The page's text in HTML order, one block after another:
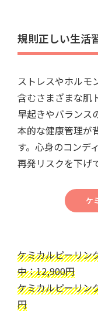
規則正しい生活
ストレスやホルモ
含むさまざまな肌
早起きやバランス
本的な健康管理が
す。心身のコンデ
再発リスクを下げ
ケ
ケミカルピーリン
中：12,900円
ケミカルピーリン
円